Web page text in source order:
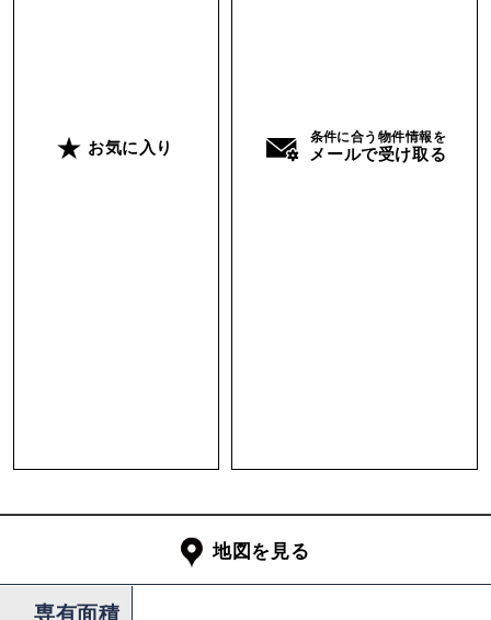
て、さらに薪ストーブや太陽光パネル、井戸水の
利用も計画しています。
脇に佇む住吉神社や河川敷の雰囲気もとってもい
神社近くにはバス停があって、押部谷駅や西神中
お気に入り
条件に合う物件情報を
メールで受け取る
地図を見る
専有面積